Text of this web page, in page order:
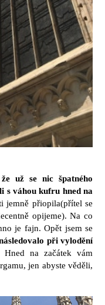
už se nic špatného
s váhou kufru hned na
jemně přiopila(přítel se
opijeme). Na co
je fajn. Opět jsem se
při vylodění
Hned na začátek vám
jen abyste věděli,